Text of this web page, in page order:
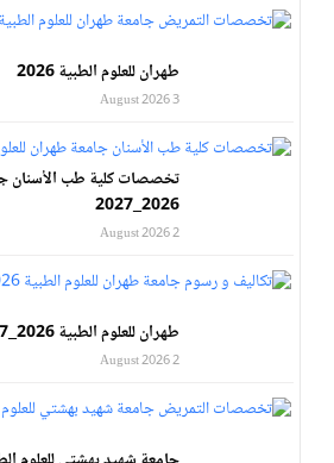
طهران للعلوم الطبية 2026
3 August 2026
تخصصات كلية طب الأسنان
2026_2027
2 August 2026
طهران للعلوم الطبية 2026_2027
2 August 2026